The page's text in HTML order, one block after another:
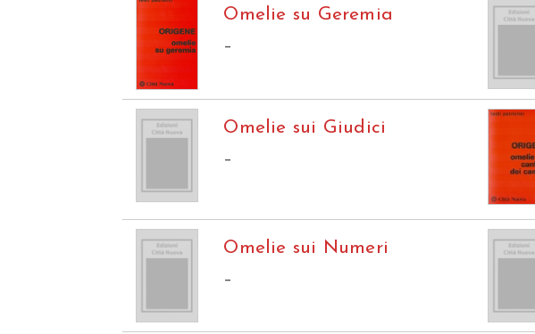
Omelie su Geremia
–
Omelie sui Giudici
–
Omelie sui Numeri
–